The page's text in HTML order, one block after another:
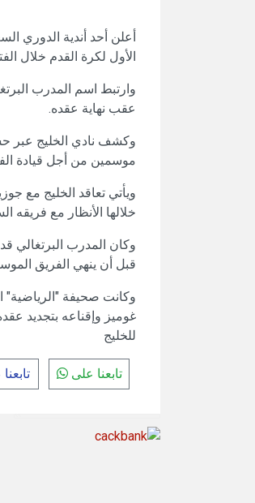
أعلن أحد أندية الدوري
الأول لكرة القدم خلال
وارتبط اسم المدرب
عقب نهاية عقده.
وكشف نادي الخليج عبر
موسمين من أجل قيادة
ويأتي تعاقد الخليج مع
خلالها الأنظار مع فريقه
وكان المدرب البرتغالي
قبل أن ينهي الفريق الموسم
وكانت صحيفة
للخليج
تابعنا على